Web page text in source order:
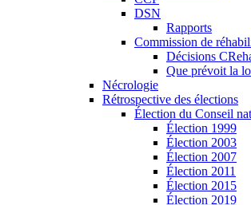
DSN
Rapports
Commission de
Décisions
Que prévoit la
Nécrologie
Rétrospective des élections
Élection du Conseil
Élection 1999
Élection 2003
Élection 2007
Élection 2011
Élection 2015
Élection 2019